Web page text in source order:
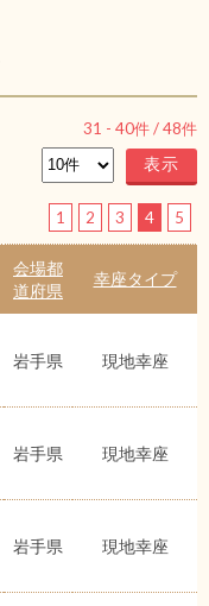
31 - 40件 /48件
1 2 3 4 5
会場都
道府県
幸座タイプ
岩手県 現地幸座
岩手県 現地幸座
岩手県 現地幸座